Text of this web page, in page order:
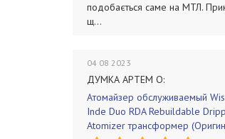
подобається саме на МТЛ.
щ...
04 08 2023
ДУМКА АРТЕМ О:
Атомайзер обслуживаемый
Inde Duo RDA Rebuildable
Atomizer трансформер